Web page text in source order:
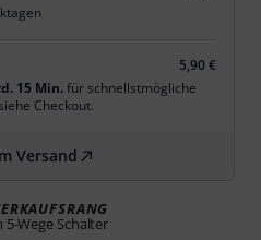
5,90 €
15 Min.für schnellstmögliche
Checkout.
Versand
5-Wege Schalter